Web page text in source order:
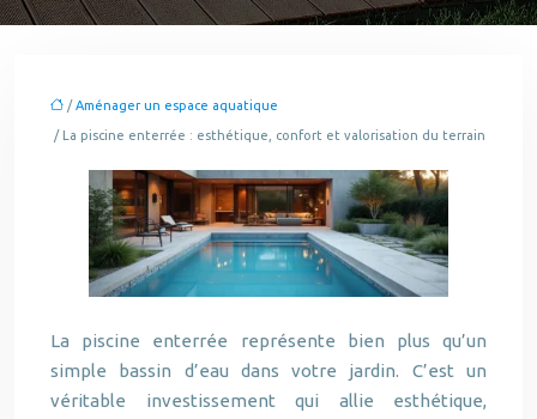
/Aménager un espace aquatique
/ La piscine enterrée : esthétique, confort et valorisation du terrain
La piscine enterrée représente bien plus qu’un
simple bassin d’eau dans votre jardin. C’est un
véritable investissement qui allie esthétique,